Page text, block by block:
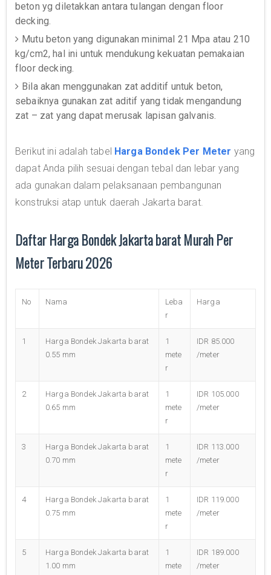
beton yg diletakkan antara tulangan dengan floor
decking.
Mutu beton yang digunakan minimal 21 Mpa atau 210
kg/cm2, hal ini untuk mendukung kekuatan pemakaian
floor decking.
Bila akan menggunakan zat additif untuk beton,
sebaiknya gunakan zat aditif yang tidak mengandung
zat – zat yang dapat merusak lapisan galvanis.
Berikut ini adalah tabel Harga Bondek Per Meter yang
dapat Anda pilih sesuai dengan tebal dan lebar yang
ada gunakan dalam pelaksanaan pembangunan
konstruksi atap untuk daerah Jakarta barat.
Daftar Harga Bondek Jakarta barat Murah Per
Meter Terbaru 2026
No Nama
Leba
r
Harga
1
Harga Bondek Jakarta barat
0.55 mm
1
mete
r
IDR 85.000
/meter
2
Harga Bondek Jakarta barat
0.65 mm
1
mete
r
IDR 105.000
/meter
3
Harga Bondek Jakarta barat
0.70 mm
1
mete
r
IDR 113.000
/meter
4
Harga Bondek Jakarta barat
0.75 mm
1
mete
r
IDR 119.000
/meter
5
Harga Bondek Jakarta barat
1.00 mm
1
mete
IDR 189.000
/meter